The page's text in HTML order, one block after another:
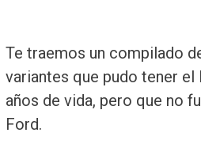
Te traemos un compilado
variantes que pudo tener el
años de vida, pero que no
Ford.